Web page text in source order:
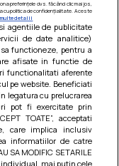
rosu
preferințele dvs. făcând clic mai jos,
cu politica de confidențialitate. Aceste
multe detalii
agentiile de publicitate
de date analitice)
functioneze, pentru a
afisate in functie de
functionalitati aferente
pe website. Beneficiati
legatura cu prelucrarea
pot fi exercitate prin
TOATE”, acceptati
care implica inclusiv
informatiilor de catre
SA MODIFIC SETARILE
individual, mai putin cele